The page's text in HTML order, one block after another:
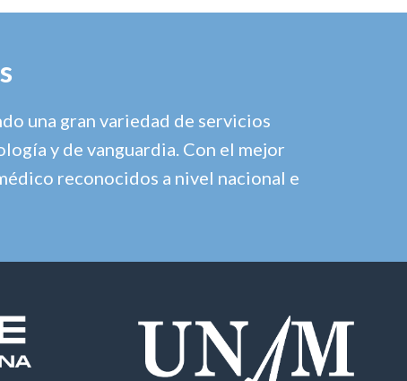
una gran variedad de servicios
y de vanguardia. Con el mejor
reconocidos a nivel nacional e